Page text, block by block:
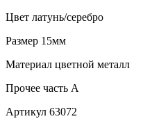
Цвет латунь/серебро
Размер 15мм
Материал цветной металл
Прочее часть A
Артикул 63072